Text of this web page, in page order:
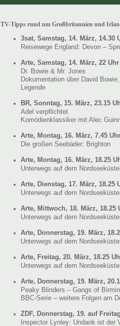
TV-Tipps rund um Großbritannien und
3sat, Samstag, 14. März, 14.30
Reisewege England: Devon –
Arte, Samstag, 14. März, 22 Uhr
Dr. Bowie & Mr. Jones
Dokumentation über David
Legende
BR, Sonntag, 15. März, 23.15
Adel verpflichtet
Komödienklassiker mit Alec
Arte, Montag, 16. März, 7.45 Uhr
Die großen Seebäder: Brighton
Arte, Montag, 16. März, 18.25
Unterwegs auf dem
Arte, Dienstag, 17. März, 18.25
Unterwegs auf dem
Arte, Mittwoch, 18. März, 18.25
Unterwegs auf dem
Arte, Donnerstag, 19. März,
Unterwegs auf dem
Arte, Freitag, 20. März, 18.25
Unterwegs auf dem
Arte, Donnerstag, 19. März,
Peaky Blinders – Gangs of
BBC-Serie – weitere Folgen am
ZDF, Donnerstag, 19. auf
Inspector Lynley: Undank ist der